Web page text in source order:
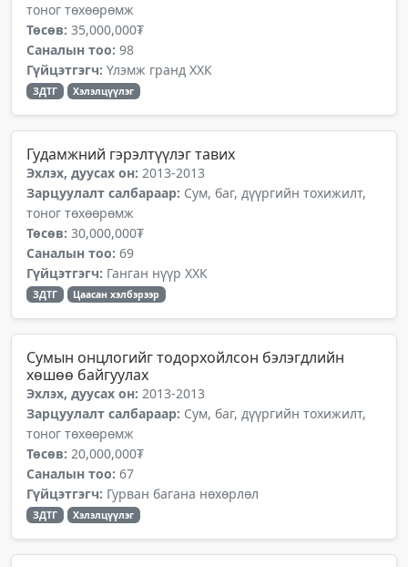
тоног төхөөрөмж
Төсөв: 35,000,000₮
Саналын тоо: 98
Гүйцэтгэгч: Үлэмж гранд ХХК
ЗДТГ Хэлэлцүүлэг
Гудамжний гэрэлтүүлэг тавих
Эхлэх, дуусах он: 2013-2013
Зарцуулалт салбараар: Сум, баг, дүүргийн тохижилт,
тоног төхөөрөмж
Төсөв: 30,000,000₮
Саналын тоо: 69
Гүйцэтгэгч: Ганган нүүр ХХК
ЗДТГ Цаасан хэлбэрээр
Сумын онцлогийг тодорхойлсон бэлэгдлийн
хөшөө байгуулах
Эхлэх, дуусах он: 2013-2013
Зарцуулалт салбараар: Сум, баг, дүүргийн тохижилт,
тоног төхөөрөмж
Төсөв: 20,000,000₮
Саналын тоо: 67
Гүйцэтгэгч: Гурван багана нөхөрлөл
ЗДТГ Хэлэлцүүлэг